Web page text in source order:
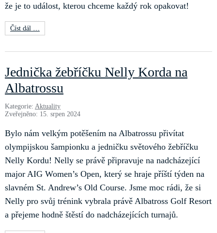
že je to událost, kterou chceme každý rok opakovat!
Číst dál …
Jednička žebříčku Nelly Korda na
Albatrossu
Kategorie: Aktuality
Zveřejněno: 15. srpen 2024
Bylo nám velkým potěšením na Albatrossu přivítat
olympijskou šampionku a jedničku světového žebříčku
Nelly Kordu! Nelly se právě připravuje na nadcházející
major AIG Women’s Open, který se hraje příští týden na
slavném St. Andrew’s Old Course. Jsme moc rádi, že si
Nelly pro svůj trénink vybrala právě Albatross Golf Resort
a přejeme hodně štěstí do nadcházejících turnajů.